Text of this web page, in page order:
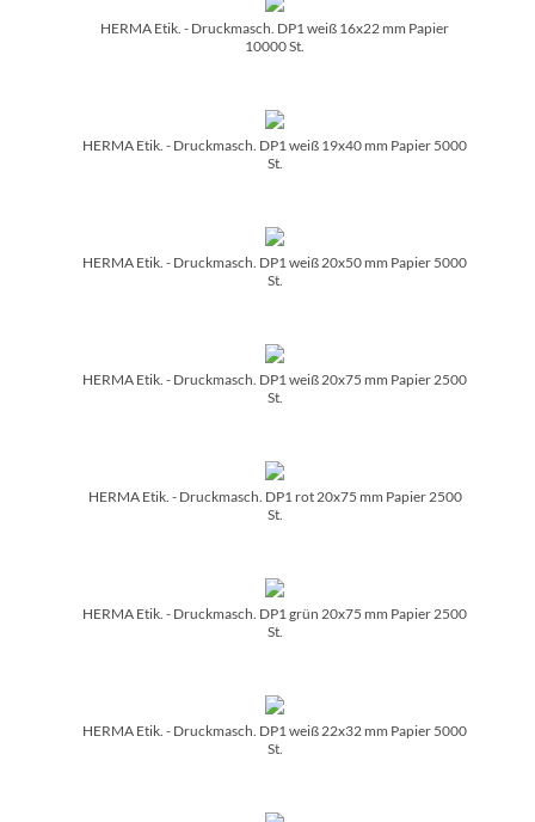
HERMA Etik. - Druckmasch. DP1 weiß 16x22 mm Papier
10000 St.
HERMA Etik. - Druckmasch. DP1 weiß 19x40 mm Papier 5000
St.
HERMA Etik. - Druckmasch. DP1 weiß 20x50 mm Papier 5000
St.
HERMA Etik. - Druckmasch. DP1 weiß 20x75 mm Papier 2500
St.
HERMA Etik. - Druckmasch. DP1 rot 20x75 mm Papier 2500
St.
HERMA Etik. - Druckmasch. DP1 grün 20x75 mm Papier 2500
St.
HERMA Etik. - Druckmasch. DP1 weiß 22x32 mm Papier 5000
St.